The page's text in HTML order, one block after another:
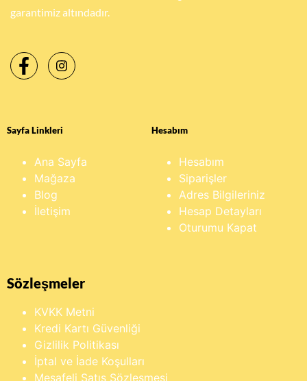
garantimiz altındadır.
Sayfa Linkleri
Ana Sayfa
Mağaza
Blog
İletişim
Hesabım
Hesabım
Siparişler
Adres Bilgileriniz
Hesap Detayları
Oturumu Kapat
Sözleşmeler
KVKK Metni
Kredi Kartı Güvenliği
Gizlilik Politikası
İptal ve İade Koşulları
Mesafeli Satış Sözleşmesi